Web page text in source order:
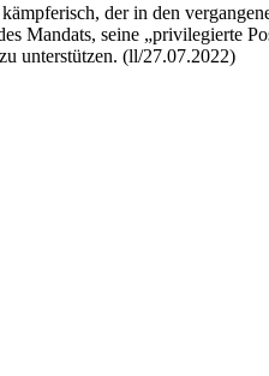
der in den
Mandats, seine „privilegierte
unterstützen. (ll/27.07.2022)